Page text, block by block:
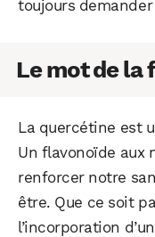
toujours
Le mot de la
La quercétine est
Un flavonoïde aux
renforcer notre
être. Que ce soit
l’incorporation